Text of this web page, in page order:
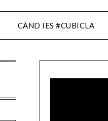
CÂND IES #CUBICLA